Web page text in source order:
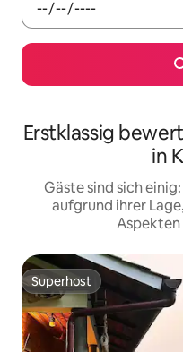
Erstklassig
in
Gäste sind sich
aufgrund ihrer
Superhost
Superhost